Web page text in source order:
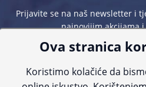
Prijavite se na naš newsletter i
najnovijim akcijama
Ova stranica
Koristimo kolačiće da